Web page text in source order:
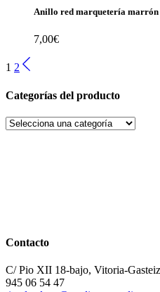
Anillo red marquetería marrón
7,00€
1 2
Categorías del producto
Contacto
C/ Pio XII 18-bajo, Vitoria-Gasteiz
945 06 54 47